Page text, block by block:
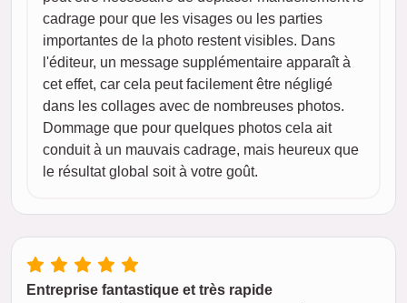
cadrage pour que les visages ou les parties
importantes de la photo restent visibles. Dans
l'éditeur, un message supplémentaire apparaît à
cet effet, car cela peut facilement être négligé
dans les collages avec de nombreuses photos.
Dommage que pour quelques photos cela ait
conduit à un mauvais cadrage, mais heureux que
le résultat global soit à votre goût.
Entreprise fantastique et très rapide